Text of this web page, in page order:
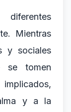
Mientras
y sociales
se tomen
y a la